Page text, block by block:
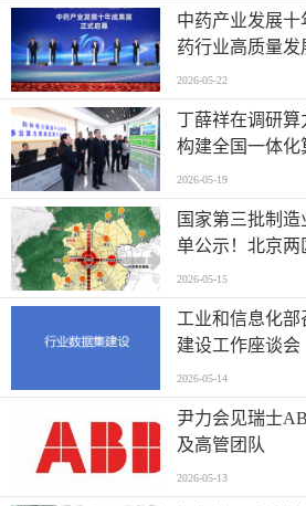
中药产业发展十
药行业高质量
2026-05-22
丁薛祥在调研
构建全国一体化
质量发展
2026-05-19
国家第三批制
单公示！北京两
2026-05-15
工业和信息化
建设工作座谈会
2026-05-14
尹力会见瑞士
及高管团队
2026-05-13